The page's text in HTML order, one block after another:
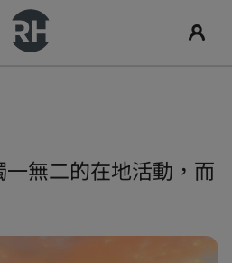
Radisson Blu
無二的在地活動，而